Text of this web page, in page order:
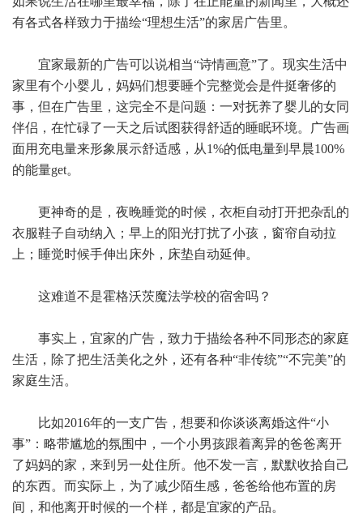
有各式各样致力于描绘“理想生活”的家居广告里。
宜家最新的广告可以说相当“诗情画意”了。现实生活中
家里有个小婴儿，妈妈们想要睡个完整觉会是件挺奢侈的
事，但在广告里，这完全不是问题：一对抚养了婴儿的女同
伴侣，在忙碌了一天之后试图获得舒适的睡眠环境。广告画
面用充电量来形象展示舒适感，从1%的低电量到早晨100%
的能量get。
更神奇的是，夜晚睡觉的时候，衣柜自动打开把杂乱的
衣服鞋子自动纳入；早上的阳光打扰了小孩，窗帘自动拉
上；睡觉时候手伸出床外，床垫自动延伸。
这难道不是霍格沃茨魔法学校的宿舍吗？
事实上，宜家的广告，致力于描绘各种不同形态的家庭
生活，除了把生活美化之外，还有各种“非传统”“不完美”的
家庭生活。
比如2016年的一支广告，想要和你谈谈离婚这件“小
事”：略带尴尬的氛围中，一个小男孩跟着离异的爸爸离开
了妈妈的家，来到另一处住所。他不发一言，默默收拾自己
的东西。而实际上，为了减少陌生感，爸爸给他布置的房
间，和他离开时候的一个样，都是宜家的产品。